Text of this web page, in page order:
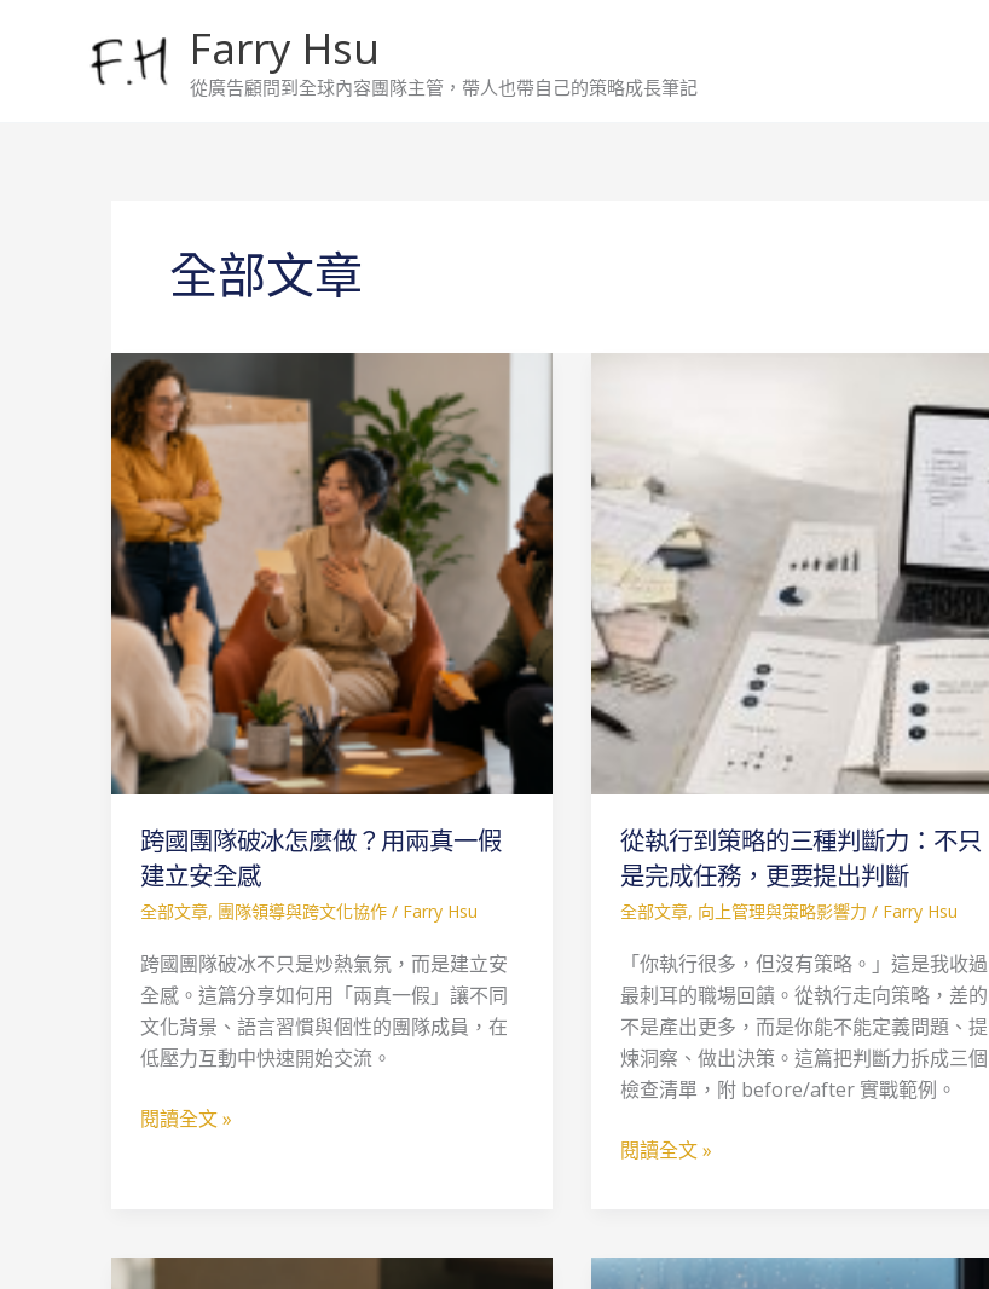
Farry Hsu
從廣告顧問到全球內容團隊主管，帶人也帶自己的策略成長筆記
全部文章
跨國團隊破冰怎麼做？用兩真一假
建立安全感
全部文章, 團隊領導與跨文化協作 / Farry Hsu
跨國團隊破冰不只是炒熱氣氛，而是建立安
全感。這篇分享如何用「兩真一假」讓不同
文化背景、語言習慣與個性的團隊成員，在
低壓力互動中快速開始交流。
跨
國
團
隊
破
冰
麼
做？
用
一
假
立
安
全
閱讀全文 »
從執行到策略的三種判斷力：不只
是完成任務，更要提出判斷
全部文章, 向上管理與策略影響力 / Farry Hsu
「你執行很多，但沒有策略。」這是我收過
最刺耳的職場回饋。從執行走向策略，差的
不是產出更多，而是你能不能定義問題、提
煉洞察、做出決策。這篇把判斷力拆成三個
檢查清單，附 before/after 實戰範例。
策
的
三
種
判
斷
力：
不
完
成
任
更
要
提
出
判
閱讀全文 »
很
不